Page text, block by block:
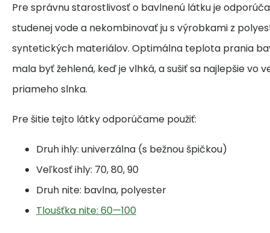
Pre správnu starostlivosť o bavlnenú látku je
studenej vode a nekombinovať ju s výrobkami z
syntetických materiálov. Optimálna teplota prania
mala byť žehlená, keď je vlhká, a sušiť sa najlepšie vo
priameho slnka.
Pre šitie tejto látky odporúčame použiť:
Druh ihly: univerzálna (s bežnou špičkou)
Veľkosť ihly: 70, 80, 90
Druh nite: bavlna, polyester
Tloušťka nite: 60—100